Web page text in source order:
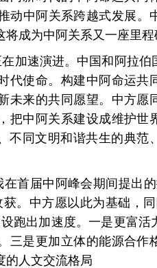
动中阿关系跨越式发展。
将成为中阿关系又一座里程
加速演进。中国和阿拉伯
代使命。构建中阿命运共
未来的共同愿望。中方愿
把中阿关系建设成维护世
不同文明和谐共生的典范
首届中阿峰会期间提出
。中方愿以此为基础，
跑出加速度。一是更富活
三是更加立体的能源合作
的人文交流格局